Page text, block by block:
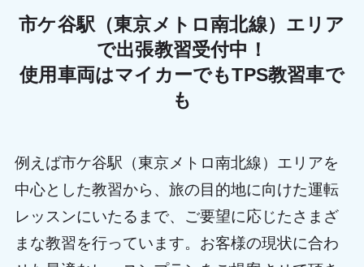
市ケ谷駅（東京メトロ南北線）エリア
で出張教習受付中！
使用車両はマイカーでもTPS教習車で
も
例えば市ケ谷駅（東京メトロ南北線）エリアを
中心とした教習から、旅の目的地に向けた運転
レッスンにいたるまで、ご要望に応じたさまざ
まな教習を行っています。お客様の現状に合わ